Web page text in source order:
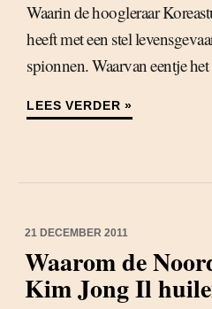
Waarin de hoogleraar
heeft met een stel
spionnen. Waarvan eentje
LEES VERDER »
21 DECEMBER 2011
Waarom de
Kim Jong Il